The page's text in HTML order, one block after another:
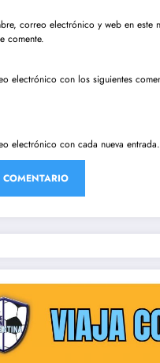
correo electrónico y web en este
comente.
electrónico con los siguientes
electrónico con cada nueva entrada.